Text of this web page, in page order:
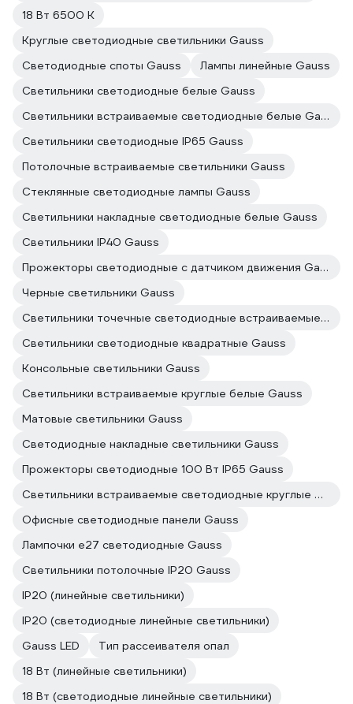
18 Вт 6500 К
Круглые светодиодные светильники Gauss
Светодиодные споты Gauss
Лампы линейные Gauss
Светильники светодиодные белые Gauss
Светильники встраиваемые светодиодные белые Gauss
Светильники светодиодные IP65 Gauss
Потолочные встраиваемые светильники Gauss
Стеклянные светодиодные лампы Gauss
Светильники накладные светодиодные белые Gauss
Светильники IP40 Gauss
Прожекторы светодиодные с датчиком движения Gauss
Черные светильники Gauss
Светильники точечные светодиодные встраиваемые Gauss
Светильники светодиодные квадратные Gauss
Консольные светильники Gauss
Светильники встраиваемые круглые белые Gauss
Матовые светильники Gauss
Светодиодные накладные светильники Gauss
Прожекторы светодиодные 100 Вт IP65 Gauss
Светильники встраиваемые светодиодные круглые Gauss
Офисные светодиодные панели Gauss
Лампочки е27 светодиодные Gauss
Светильники потолочные IP20 Gauss
IP20 (линейные светильники)
IP20 (светодиодные линейные светильники)
Gauss LED
Тип рассеивателя опал
18 Вт (линейные светильники)
18 Вт (светодиодные линейные светильники)